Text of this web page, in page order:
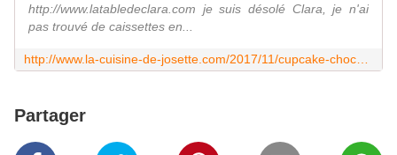
http://www.latabledeclara.com je suis désolé Clara, je n'ai
pas trouvé de caissettes en...
Partager